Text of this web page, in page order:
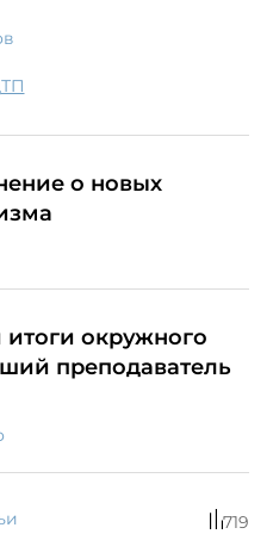
ДТП
о новых
окружного
преподаватель
719